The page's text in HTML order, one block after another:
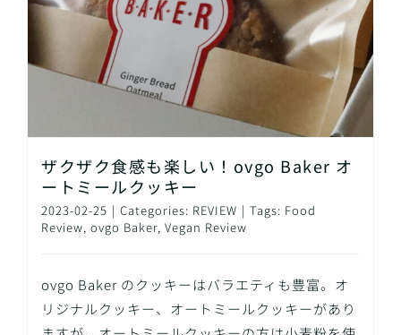
ザクザク食感も楽しい！ovgo Baker オ
ートミールクッキー
2023-02-25 | Categories: REVIEW | Tags: Food
Review, ovgo Baker, Vegan Review
ovgo Baker のクッキーはバラエティも豊富。オ
リジナルクッキー、オートミールクッキーがあり